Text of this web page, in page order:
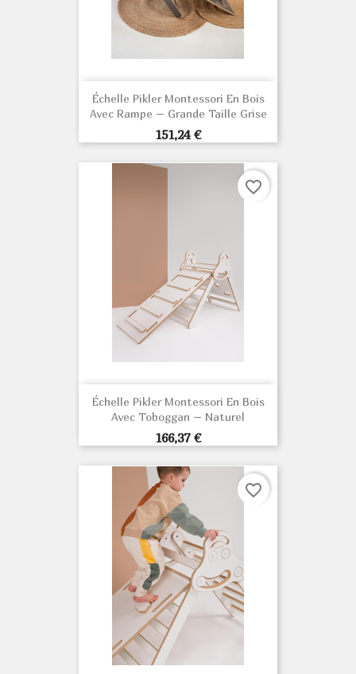
Échelle Pikler Montessori En Bois
Avec Rampe – Grande Taille Grise
Prix
151,24 €
Échelle Pikler Montessori En Bois
Avec Toboggan – Naturel
Prix
166,37 €
favorite_border
favorite_border